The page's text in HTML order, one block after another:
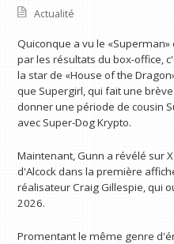
Actualité
Quiconque a vu le
par les résultats du box-office,
la star de «House of the
que Supergirl, qui fait une
donner une période de cousin
avec Super-Dog Krypto.
Maintenant, Gunn a révélé sur
d'Alcock dans la première
réalisateur Craig Gillespie, qui
2026.
Promentant le même genre